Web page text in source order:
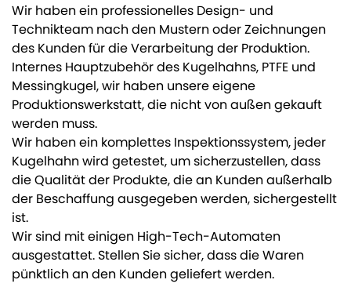
Wir haben ein professionelles Design- und
Technikteam nach den Mustern oder Zeichnungen
des Kunden für die Verarbeitung der Produktion.
Internes Hauptzubehör des Kugelhahns, PTFE und
Messingkugel, wir haben unsere eigene
Produktionswerkstatt, die nicht von außen gekauft
werden muss.
Wir haben ein komplettes Inspektionssystem, jeder
Kugelhahn wird getestet, um sicherzustellen, dass
die Qualität der Produkte, die an Kunden außerhalb
der Beschaffung ausgegeben werden, sichergestellt
ist.
Wir sind mit einigen High-Tech-Automaten
ausgestattet. Stellen Sie sicher, dass die Waren
pünktlich an den Kunden geliefert werden.